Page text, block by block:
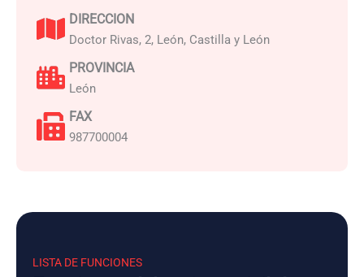
DIRECCION
Doctor Rivas, 2, León, Castilla y León
PROVINCIA
León
FAX
987700004
LISTA DE FUNCIONES